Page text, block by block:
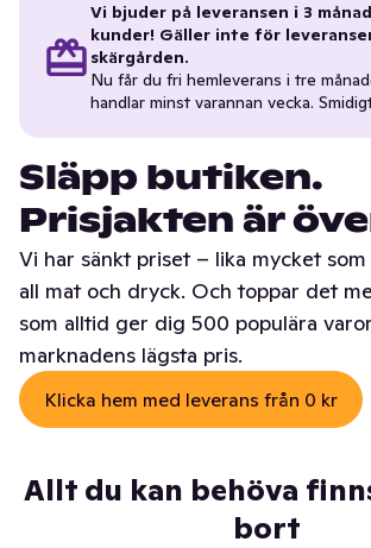
Vi bjuder på leveransen i 3
kunder! Gäller inte för
skärgården.
Nu får du fri hemleverans i tre
handlar minst varannan vecka.
Släpp butiken.
Prisjakten är
Vi har sänkt priset – lika mycket
all mat och dryck. Och toppar det
som alltid ger dig 500 populära
marknadens lägsta pris.
Klicka hem med leverans från 0 kr
Allt du kan behöva
bort